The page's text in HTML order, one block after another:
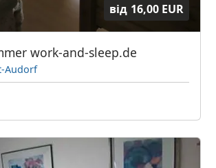
від 16,00 EUR
work-and-sleep.de
Audorf